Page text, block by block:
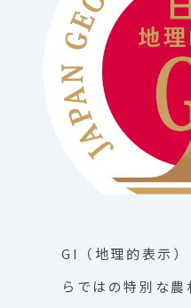
GI（地理的表示
らではの特別な